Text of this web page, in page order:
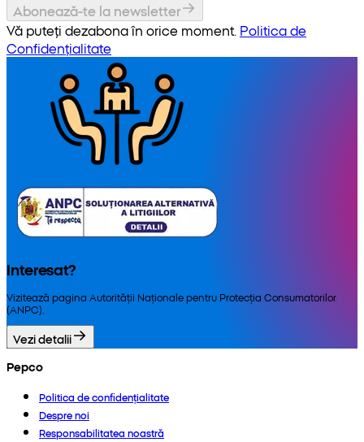
Abonează-te la newsletter
Vă puteți dezabona în orice moment. Politica de
Confidențialitate
Interesat?
Vizitează pagina Autorității Naționale pentru Protecția Consumatorilor
(ANPC).
Vezi detalii
Pepco
Politica de confidențialitate
Despre noi
Responsabilitatea noastră